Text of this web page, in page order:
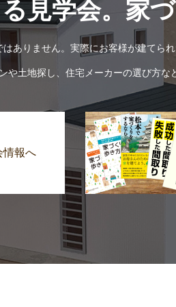
見学会。家
ありません。実際にお客様が建てられ
や土地探し、住宅メーカーの選び方な
情報へ